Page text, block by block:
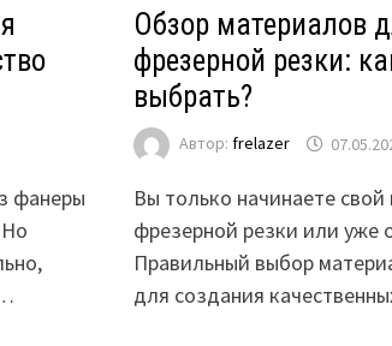
фанеры
Обзор материалов
фрезерной резки:
выбрать?
Автор: frelazer
Вы только начинаете
фрезерной резки или уже
Правильный выбор
для создания